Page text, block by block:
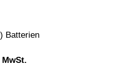
Batterien
MwSt.